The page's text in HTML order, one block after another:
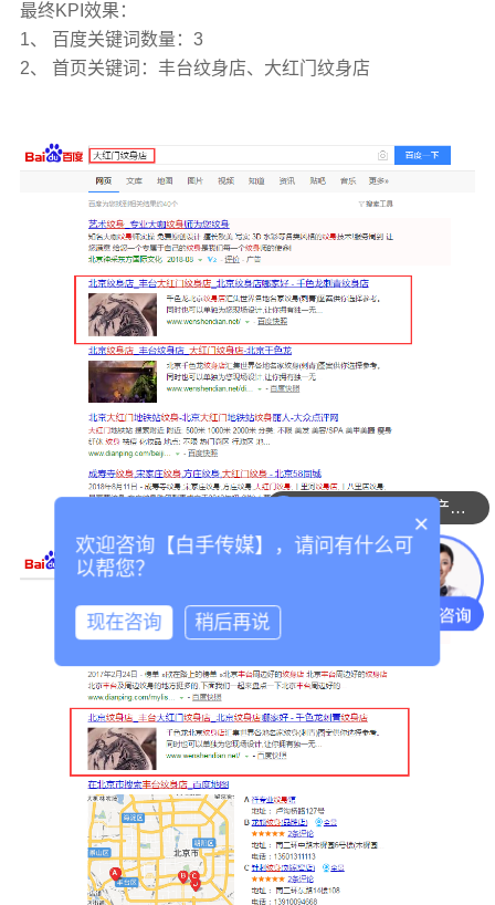
最终KPI效果：
1、 百度关键词数量：3
2、 首页关键词：丰台纹身店、大红门纹身店
可以介绍下你们的产品么
×
欢迎咨询【白手传媒】，请问有什么可
以帮您？
现在咨询 稍后再说